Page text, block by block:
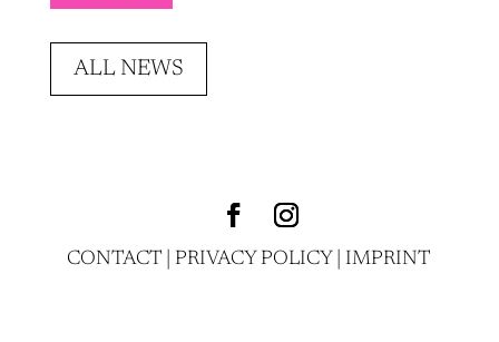
ALL NEWS
CONTACT |PRIVACY POLICY |IMPRINT